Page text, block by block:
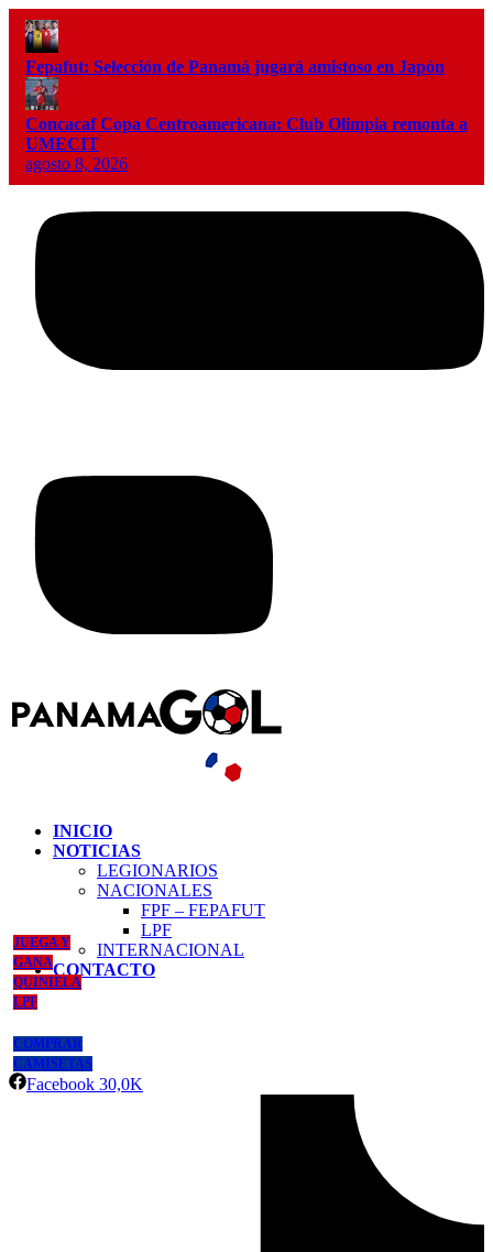
Fepafut: Selección de Panamá jugará amistoso en Japón
Concacaf Copa Centroamericana: Club Olimpia remonta a
UMECIT
agosto 8, 2026
INICIO
NOTICIAS
LEGIONARIOS
NACIONALES
FPF – FEPAFUT
LPF
INTERNACIONAL
CONTACTO
JUEGA Y
GANA
QUINIELA
LPF
COMPRAR
CAMISETAS
Facebook 30,0K